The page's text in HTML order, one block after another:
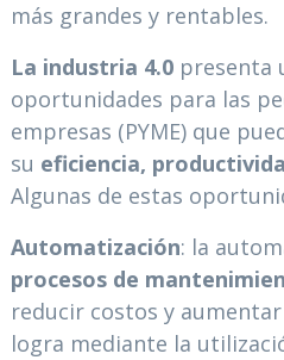
más grandes y rentables.
La industria 4.0presenta
oportunidades para las
empresas (PYME) que
su eficiencia,
Algunas de estas
Automatización: la
procesos de
reducir costos y
logra mediante la